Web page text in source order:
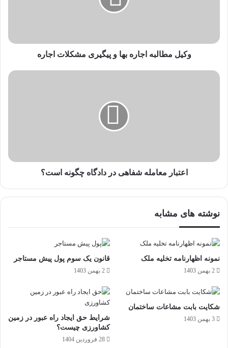
وکیل مطالبه اجاره بها و پیگیری مشکلات اجاره
اعتبار معامله شفاهی در دادگاه چگونه است؟
نوشته های مشابه
نمونه اظهارنامه تخلیه ملک
2 بهمن 1403
قانون یک سوم پول پیش مستاجر
2 بهمن 1403
شکایت بابت مشاعات ساختمان
3 بهمن 1403
شرایط حق ایجاد راه عبور در زمین
کشاورزی چیست؟
28 فروردین 1404